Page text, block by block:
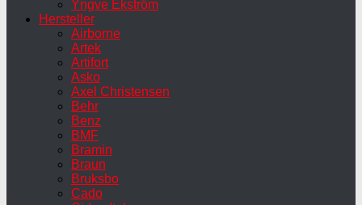
Yngve Ekström
Hersteller
Airborne
Artek
Artifort
Asko
Axel Christensen
Behr
Benz
BMF
Bramin
Braun
Bruksbo
Cado